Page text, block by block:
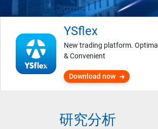
YSflex
New trading platform. Optimal
& Convenient
Download now
研究分析